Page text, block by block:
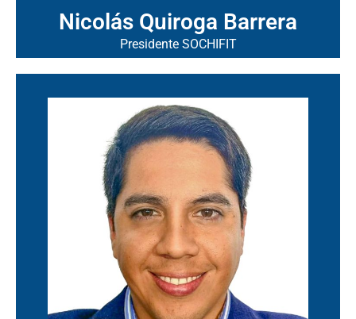
Nicolás Quiroga Barrera
Presidente SOCHIFIT